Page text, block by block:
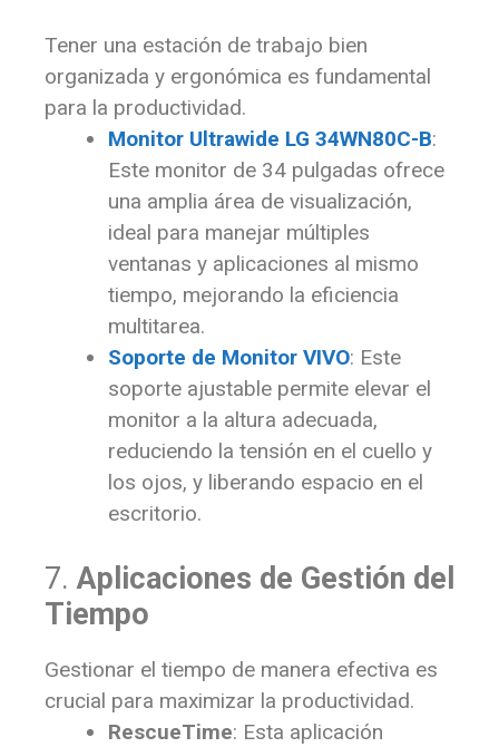
Tener una estación de trabajo bien
organizada y ergonómica es fundamental
para la productividad.
Monitor Ultrawide LG 34WN80C-B:
Este monitor de 34 pulgadas ofrece
una amplia área de visualización,
ideal para manejar múltiples
ventanas y aplicaciones al mismo
tiempo, mejorando la eficiencia
multitarea.
Soporte de Monitor VIVO: Este
soporte ajustable permite elevar el
monitor a la altura adecuada,
reduciendo la tensión en el cuello y
los ojos, y liberando espacio en el
escritorio.
7.Aplicaciones de Gestión del
Tiempo
Gestionar el tiempo de manera efectiva es
crucial para maximizar la productividad.
RescueTime: Esta aplicación